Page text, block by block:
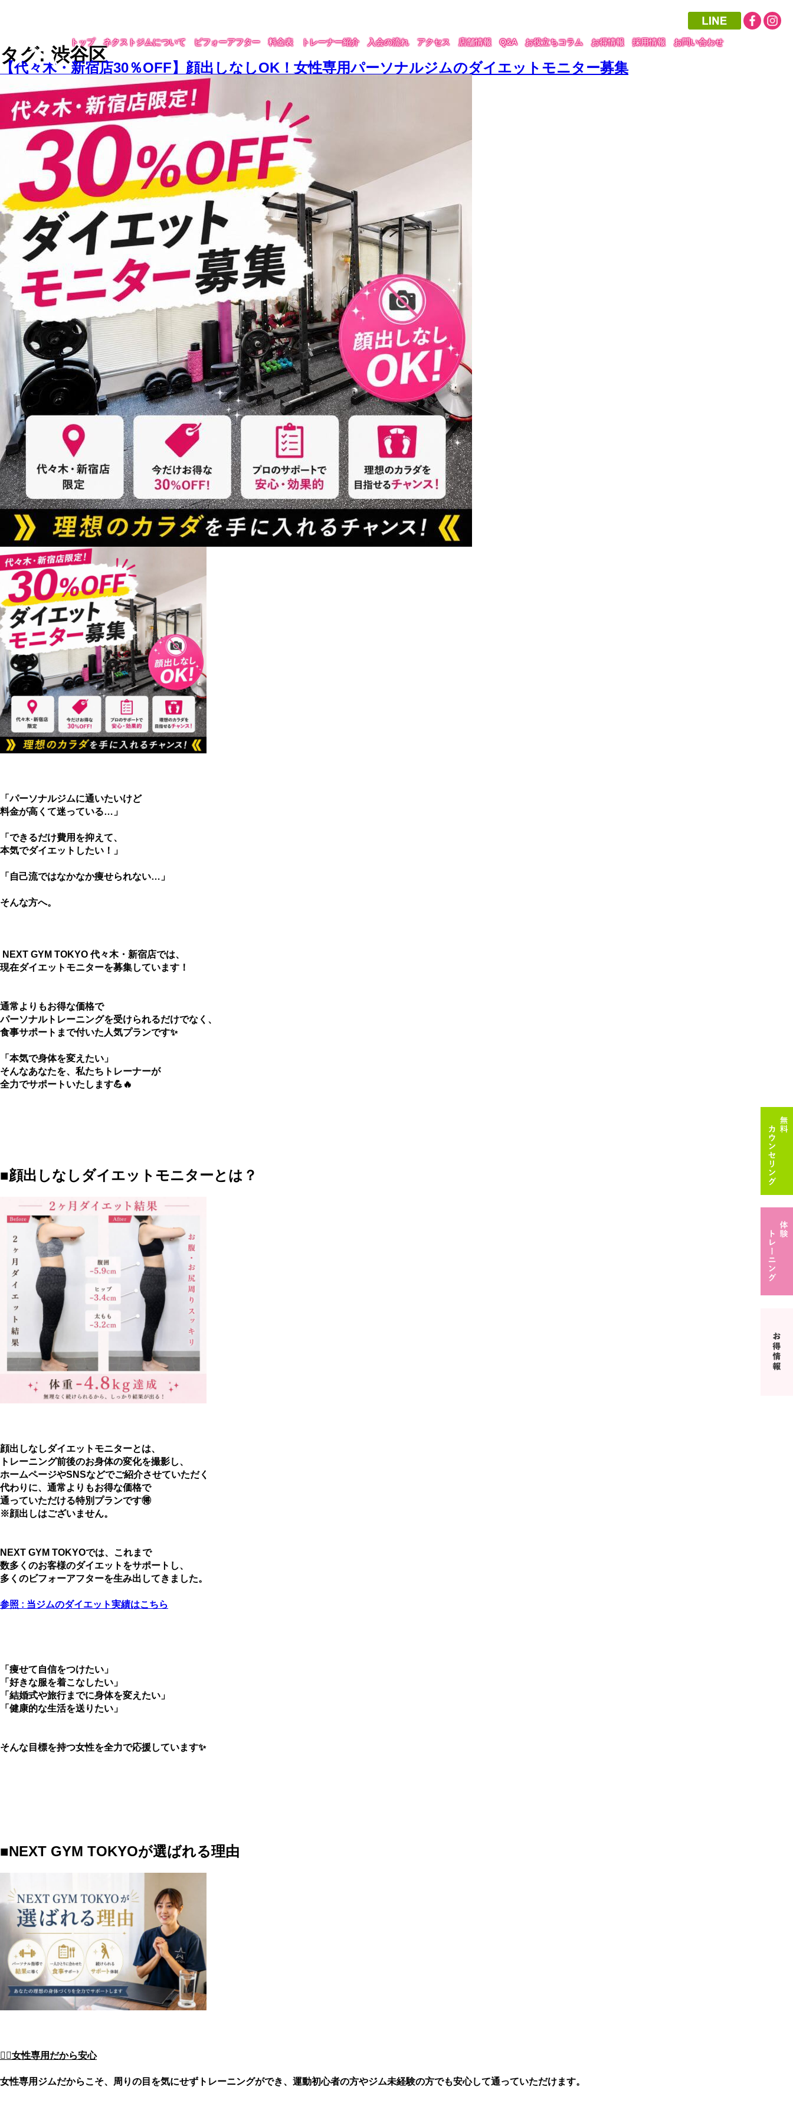
トップ ネクストジムについて ビフォーアフター 料金表 トレーナー紹介 入会の流れ アクセス 店舗情報 Q&A お役立ちコラム お得情報 採用情報 お問い合わせ
タグ: 渋谷区
【代々木・新宿店30％OFF】顔出しなしOK！女性専用パーソナルジムのダイエットモニター募集
「パーソナルジムに通いたいけど
料金が高くて迷っている…」
「できるだけ費用を抑えて、
本気でダイエットしたい！」
「自己流ではなかなか痩せられない…」
そんな方へ。
NEXT GYM TOKYO 代々木・新宿店では、
現在ダイエットモニターを募集しています！
通常よりもお得な価格で
パーソナルトレーニングを受けられるだけでなく、
食事サポートまで付いた人気プランです✨
「本気で身体を変えたい」
そんなあなたを、私たちトレーナーが
全力でサポートいたします💪🔥
■顔出しなしダイエットモニターとは？
顔出しなしダイエットモニターとは、
トレーニング前後のお身体の変化を撮影し、
ホームページやSNSなどでご紹介させていただく
代わりに、通常よりもお得な価格で
通っていただける特別プランです🉐
※顔出しはございません。
NEXT GYM TOKYOでは、これまで
数多くのお客様のダイエットをサポートし、
多くのビフォーアフターを生み出してきました。
参照 : 当ジムのダイエット実績はこちら
「痩せて自信をつけたい」
「好きな服を着こなしたい」
「結婚式や旅行までに身体を変えたい」
「健康的な生活を送りたい」
そんな目標を持つ女性を全力で応援しています✨
■NEXT GYM TOKYOが選ばれる理由
🙋‍♀️女性専用だから安心
女性専用ジムだからこそ、周りの目を気にせずトレーニングができ、 運動初心者の方やジム未経験の方でも安心して通っていただけます。